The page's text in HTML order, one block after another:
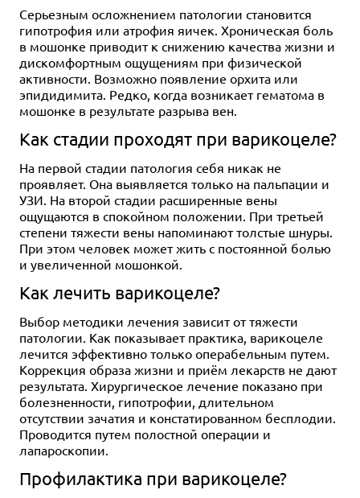
Серьезным осложнением патологии становится
гипотрофия или атрофия яичек. Хроническая боль
в мошонке приводит к снижению качества жизни и
дискомфортным ощущениям при физической
активности. Возможно появление орхита или
эпидидимита. Редко, когда возникает гематома в
мошонке в результате разрыва вен.
Как стадии проходят при варикоцеле?
На первой стадии патология себя никак не
проявляет. Она выявляется только на пальпации и
УЗИ. На второй стадии расширенные вены
ощущаются в спокойном положении. При третьей
степени тяжести вены напоминают толстые шнуры.
При этом человек может жить с постоянной болью
и увеличенной мошонкой.
Как лечить варикоцеле?
Выбор методики лечения зависит от тяжести
патологии. Как показывает практика, варикоцеле
лечится эффективно только операбельным путем.
Коррекция образа жизни и приём лекарств не дают
результата. Хирургическое лечение показано при
болезненности, гипотрофии, длительном
отсутствии зачатия и констатированном бесплодии.
Проводится путем полостной операции и
лапароскопии.
Профилактика при варикоцеле?